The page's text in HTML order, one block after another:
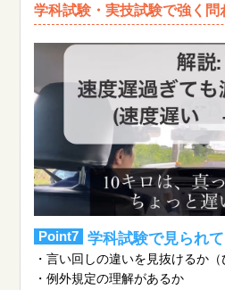
学科試験・実技試験で強く問
Point7 学科試験で見られ
・言い回しの違いを見抜けるか（
・例外規定の理解があるか